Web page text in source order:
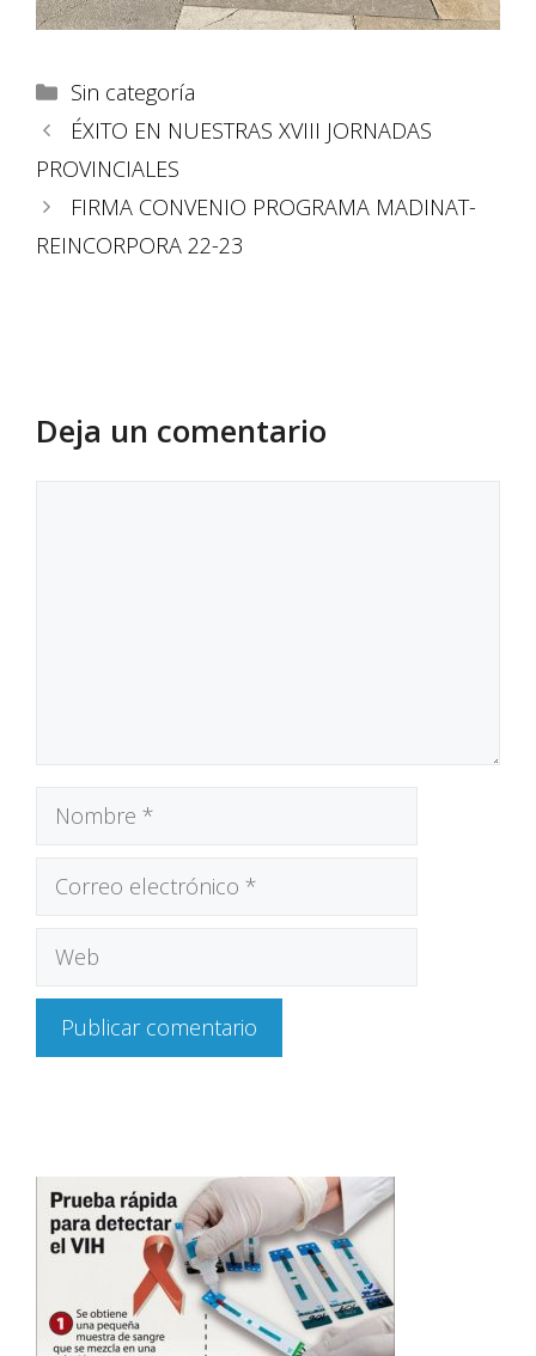
Sin categoría
ÉXITO EN NUESTRAS XVIII JORNADAS
PROVINCIALES
FIRMA CONVENIO PROGRAMA MADINAT-
REINCORPORA 22-23
Deja un comentario